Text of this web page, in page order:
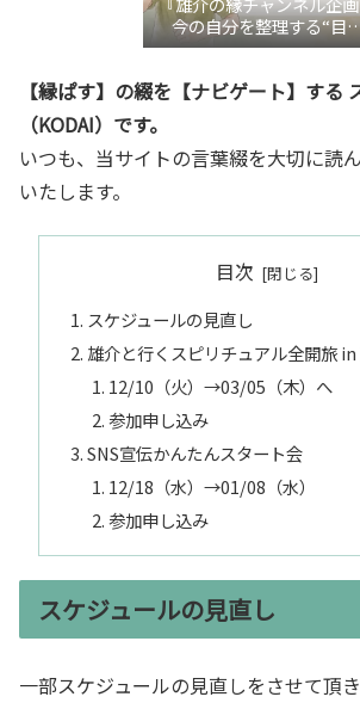
今の自分を整理する“目
き”言語化交流会』
【縁ぱす】の綴を【ナビゲート】する
（KODAI）です。
いつも、当サイトの言葉綴を大切に読
いたします。
目次
スケジュールの見直し
雄介と行くスピリチュアル全開旅
12/10（火）→03/05（木）へ
参加申し込み
SNS宣伝かんたんスタート会
12/18（水）→01/08（水）
参加申し込み
スケジュールの見直し
一部スケジュールの見直しをさせて頂